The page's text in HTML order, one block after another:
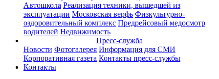
Автошкола Реализация техники, вышедшей из
эксплуатации Московская верфь Физкультурно-
оздоровительный комплекс Предрейсовый медосмотр
водителей Недвижимость
Пресс-служба
Новости Фотогалерея Информация для СМИ
Корпоративная газета Контакты пресс-службы
Контакты